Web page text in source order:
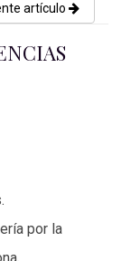
artículo
por la